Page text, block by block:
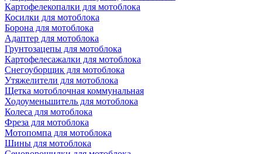
Картофелекопалки для мотоблока
Косилки для мотоблока
Борона для мотоблока
Адаптер для мотоблока
Грунтозацепы для мотоблока
Картофелесажалки для мотоблока
Снегоуборщик для мотоблока
Утяжелители для мотоблока
Щетка мотоблочная коммунальная
Ходоуменьшитель для мотоблока
Колеса для мотоблока
Фреза для мотоблока
Мотопомпа для мотоблока
Шины для мотоблока